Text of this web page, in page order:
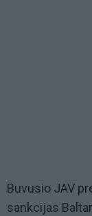
Buvusio JAV
sankcijas